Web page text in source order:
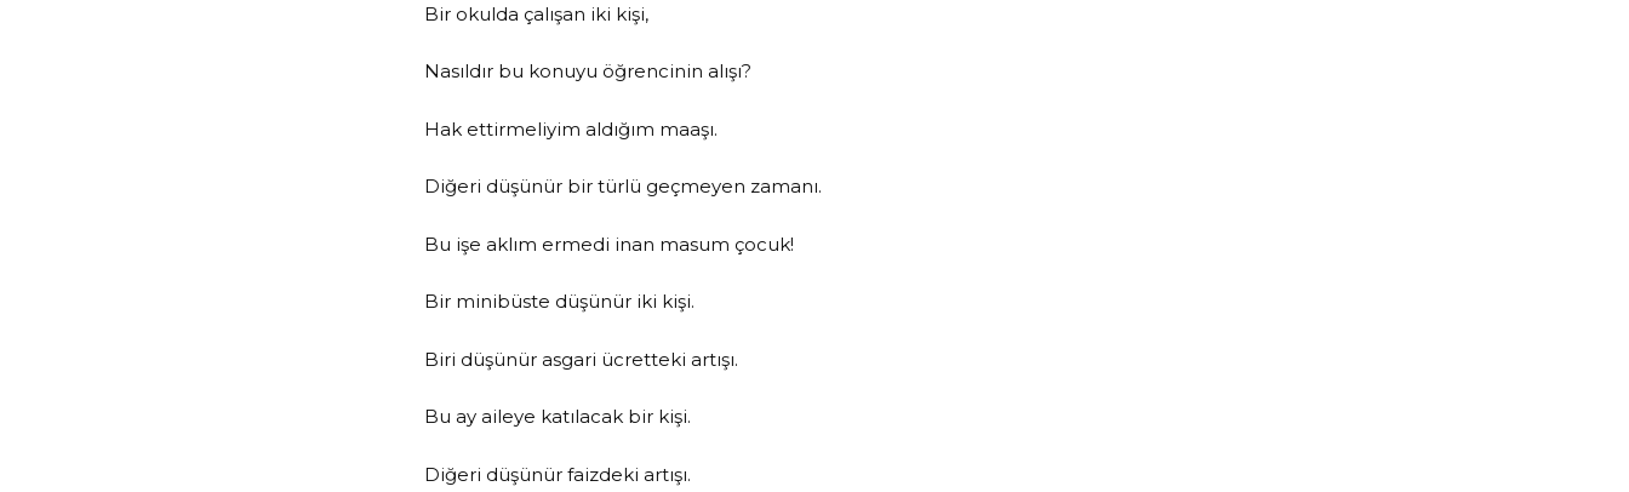
Bir okulda çalışan iki kişi,
Nasıldır bu konuyu öğrencinin alışı?
Hak ettirmeliyim aldığım maaşı.
Diğeri düşünür bir türlü geçmeyen zamanı.
Bu işe aklım ermedi inan masum çocuk!
Bir minibüste düşünür iki kişi.
Biri düşünür asgari ücretteki artışı.
Bu ay aileye katılacak bir kişi.
Diğeri düşünür faizdeki artışı.